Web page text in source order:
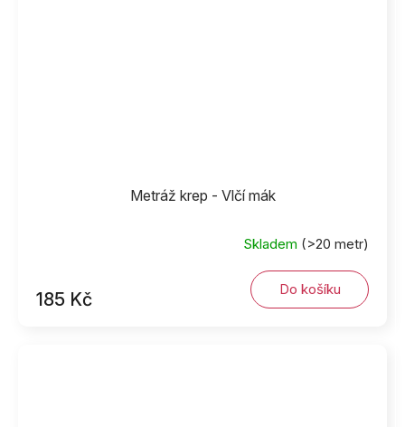
Metráž krep - Vlčí mák
Skladem (>20 metr)
185 Kč Do košíku